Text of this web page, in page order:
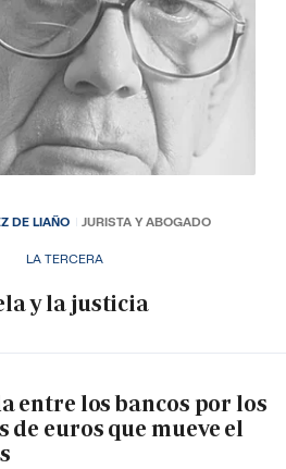
LA TERCERA
y la justicia
DE LIAÑO JURISTA Y ABOGADO
entre los bancos por los
de euros que mueve el